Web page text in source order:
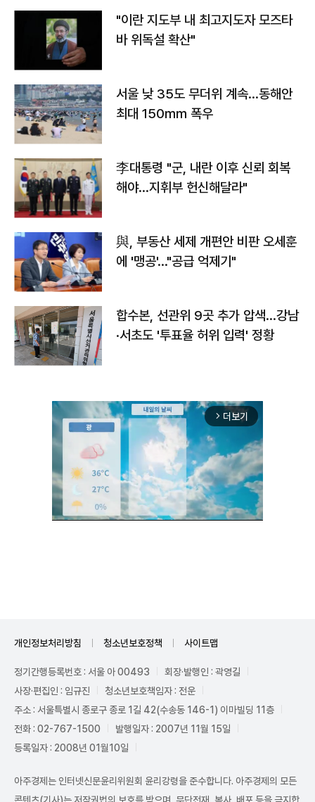
"이란 지도부 내 최고지도자 모즈타
바 위독설 확산"
서울 낮 35도 무더위 계속…동해안
최대 150㎜ 폭우
李대통령 "군, 내란 이후 신뢰 회복
해야…지휘부 헌신해달라"
與, 부동산 세제 개편안 비판 오세훈
에 '맹공'…"공급 억제기"
합수본, 선관위 9곳 추가 압색…강남
·서초도 '투표율 허위 입력' 정황
arrow_forward_ios 더보기
개인정보처리방침 청소년보호정책 사이트맵
정기간행등록번호 : 서울 아 00493
회장·발행인 : 곽영길
사장·편집인 : 임규진
청소년보호책임자 : 전운
주소 : 서울특별시 종로구 종로 1길 42(수송동 146-1) 이마빌딩 11층
전화 : 02-767-1500
발행일자 : 2007년 11월 15일
등록일자 : 2008년 01월10일
아주경제는 인터넷신문윤리위원회 윤리강령을 준수합니다. 아주경제의 모든
콘텐츠(기사)는 저작권법의 보호를 받으며, 무단전재, 복사, 배포 등을 금지합